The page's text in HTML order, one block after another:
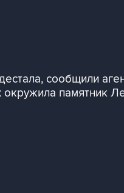
сообщили
памятник